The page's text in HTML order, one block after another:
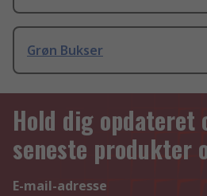
Grøn Bukser
Hold dig opdateret
seneste produkter
E-mail-adresse